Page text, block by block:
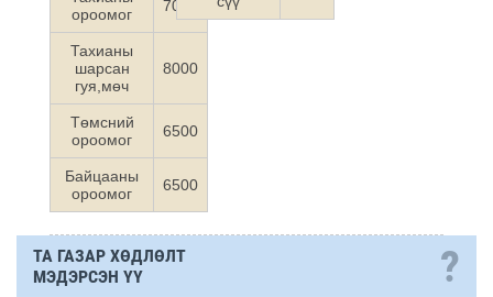
ороомог
7000
Тахианы
шарсан
гуя,мөч
8000
Төмсний
ороомог
6500
Байцааны
ороомог
6500
ТА ГАЗАР ХӨДЛӨЛТ
МЭДЭРСЭН ҮҮ
?